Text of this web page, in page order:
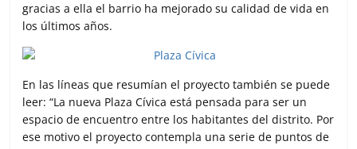
gracias a ella el barrio ha mejorado su calidad de vida en
los últimos años.
En las líneas que resumían el proyecto también se puede
leer: “La nueva Plaza Cívica está pensada para ser un
espacio de encuentro entre los habitantes del distrito. Por
ese motivo el proyecto contempla una serie de puntos de